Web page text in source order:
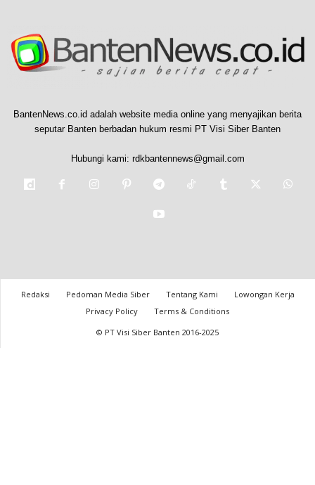
BantenNews.co.id adalah website media online yang menyajikan berita
seputar Banten berbadan hukum resmi PT Visi Siber Banten
Hubungi kami: rdkbantennews@gmail.com
Redaksi Pedoman Media Siber Tentang Kami
Lowongan Kerja
Privacy Policy
Terms & Conditions
© PT Visi Siber Banten 2016-2025